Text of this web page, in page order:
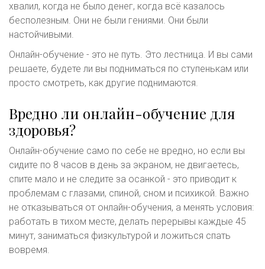
хвалил, когда не было денег, когда всё казалось
бесполезным. Они не были гениями. Они были
настойчивыми.
Онлайн-обучение - это не путь. Это лестница. И вы сами
решаете, будете ли вы подниматься по ступенькам или
просто смотреть, как другие поднимаются.
Вредно ли онлайн-обучение для
здоровья?
Онлайн-обучение само по себе не вредно, но если вы
сидите по 8 часов в день за экраном, не двигаетесь,
спите мало и не следите за осанкой - это приводит к
проблемам с глазами, спиной, сном и психикой. Важно
не отказываться от онлайн-обучения, а менять условия:
работать в тихом месте, делать перерывы каждые 45
минут, заниматься физкультурой и ложиться спать
вовремя.